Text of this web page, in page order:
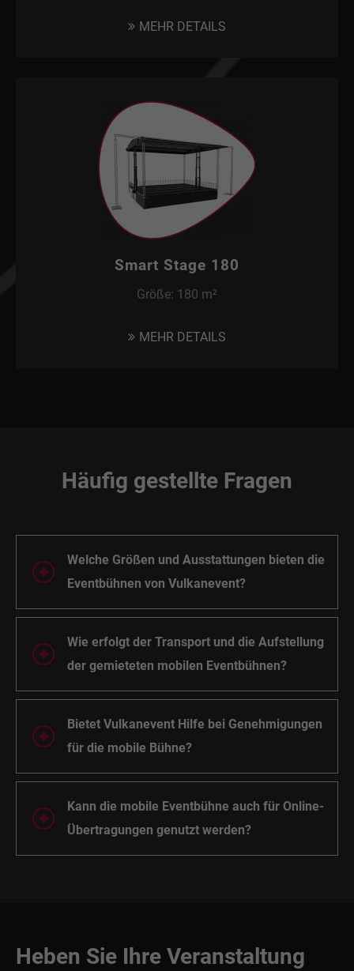
MEHR DETAILS
Smart Stage 180
Größe: 180 m²
MEHR DETAILS
Häufig gestellte Fragen
Welche Größen und Ausstattungen bieten die
Eventbühnen von Vulkanevent?
Wie erfolgt der Transport und die Aufstellung
der gemieteten mobilen Eventbühnen?
Bietet Vulkanevent Hilfe bei Genehmigungen
für die mobile Bühne?
Kann die mobile Eventbühne auch für Online-
Übertragungen genutzt werden?
Heben Sie Ihre Veranstaltung